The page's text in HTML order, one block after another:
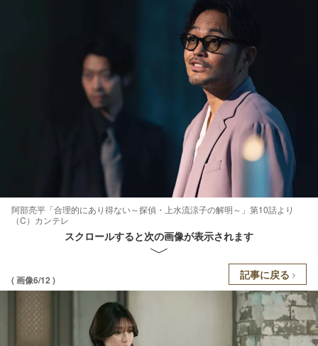
阿部亮平「合理的にあり得ない～探偵・上水流涼子の解明～」第10話より
（C）カンテレ
スクロールすると次の画像が表示されます
( 画像6/12 ) 記事に戻る